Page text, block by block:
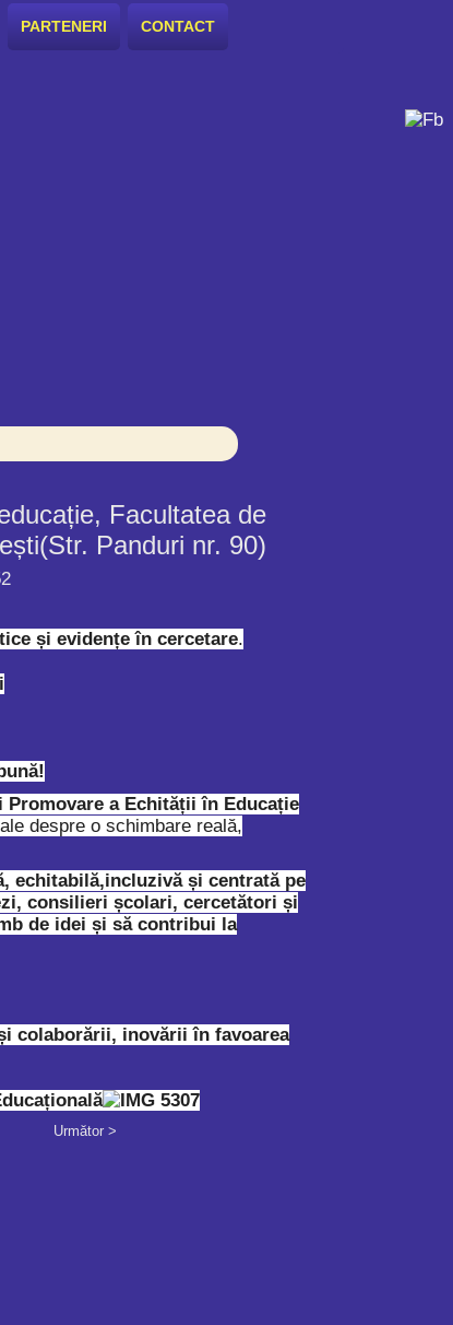
PARTENERI CONTACT
în școală pentru echitate și incluziune?, Ploiești
Facultatea de
Panduri nr. 90)
și evidențe în cercetare.
Promovare a Echității în Educație
despre o schimbare reală,
echitabilă,incluzivă și centrată pe
consilieri școlari, cercetători și
de idei și să contribui la
colaborării, inovării în favoarea
Următor >